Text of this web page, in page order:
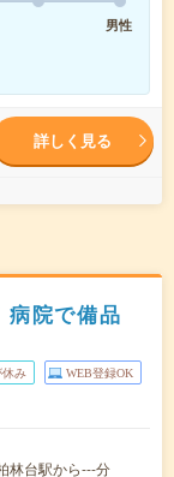
男性
詳しく見る
病院で備品
休み WEB登録OK
林台駅から---分